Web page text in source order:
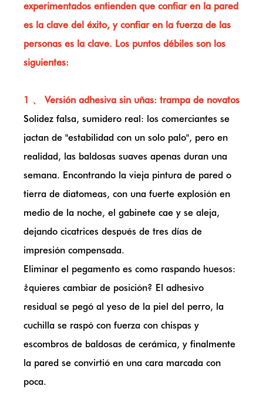
experimentados entienden que confiar en la pared
es la clave del éxito, y confiar en la fuerza de las
personas es la clave. Los puntos débiles son los
siguientes:
1 、 Versión adhesiva sin uñas: trampa de novatos
Solidez falsa, sumidero real: los comerciantes se
jactan de "estabilidad con un solo palo", pero en
realidad, las baldosas suaves apenas duran una
semana. Encontrando la vieja pintura de pared o
tierra de diatomeas, con una fuerte explosión en
medio de la noche, el gabinete cae y se aleja,
dejando cicatrices después de tres días de
impresión compensada.
Eliminar el pegamento es como raspando huesos:
¿quieres cambiar de posición? El adhesivo
residual se pegó al yeso de la piel del perro, la
cuchilla se raspó con fuerza con chispas y
escombros de baldosas de cerámica, y finalmente
la pared se convirtió en una cara marcada con
poca.